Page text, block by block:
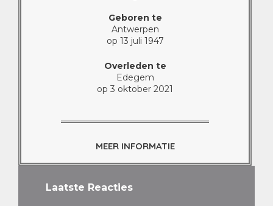
Geboren te
Antwerpen
op 13 juli 1947
Overleden te
Edegem
op 3 oktober 2021
MEER INFORMATIE
Laatste Reacties